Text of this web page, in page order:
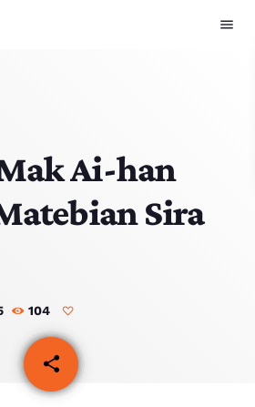
menu
Ai-han
Sira
104
share
email